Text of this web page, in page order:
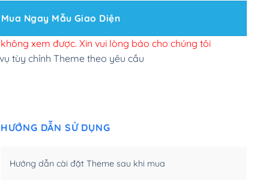
site Wordpress(+100,000₫)
đăng web(+300,000₫)
tuỳ chọn (+2,000,000₫)
(+450,000₫)
Mua Ngay Mẫu Giao Diện
xem được. Xin vui lòng báo cho chúng tôi
tùy chỉnh Theme theo yêu cầu
HƯỚNG DẪN SỬ DỤNG
Hướng dẫn cài đặt Theme sau khi mua